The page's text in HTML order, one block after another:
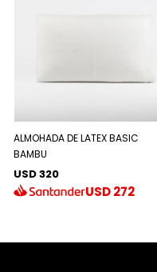
ALMOHADA DE LATEX BASIC
BAMBU
USD 320
USD272